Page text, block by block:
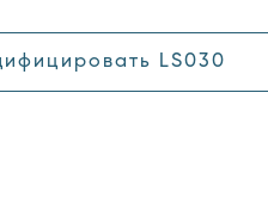
LS030